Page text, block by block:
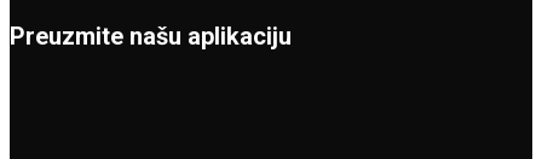
Preuzmite našu aplikaciju